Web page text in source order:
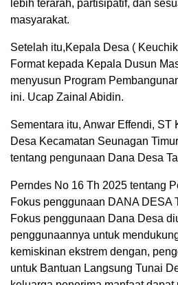
lebih terarah, partisipatif, dan
masyarakat.
Setelah itu,Kepala Desa (
Format kepada Kepala Dusun
menyusun Program
ini. Ucap Zainal Abidin.
Sementara itu, Anwar Effendi, ST
Desa Kecamatan Seunagan
tentang pengunaan Dana Desa
Perndes No 16 Th 2025 tentang
Fokus penggunaan DANA DESA
Fokus penggunaan Dana Desa
penggunaannya untuk
kemiskinan ekstrem dengan,
untuk Bantuan Langsung Tunai